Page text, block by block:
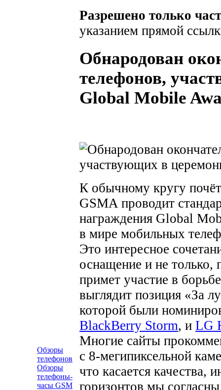
Обзоры
телефонов
Обзоры
телефоны-
часы GSM
Разрешено только
указанием прямой
Обнародован
телефонов,
Global Mobile
К обычному кругу
GSMA проводит
награждения Global
в мире мобильных
Это интересное
оснащение и не только,
примет участие в
выглядит позиция «За
которой были
BlackBerry Storm, и LG
Многие сайты
с 8-мегипиксельной
что касается качества,
горизонтов мы